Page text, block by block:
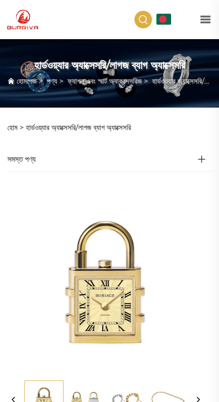
হার্ডওয়্যার অ্যাক্সেসরি/লাগজ ব্যাগ অ্যাক্সেসরি
হোমপেজ>পণ্য>ফ্যাশন এবং স্মার্ট অ্যাকসেসরিজ> হার্ডওয়্যার অ্যাক্সেসরি/লাগজ ব্যাগ অ্যাক্সেসরি
হোম > হার্ডওয়্যার অ্যাক্সেসরি/লাগজ ব্যাগ অ্যাক্সেসরি
সমস্ত পণ্য